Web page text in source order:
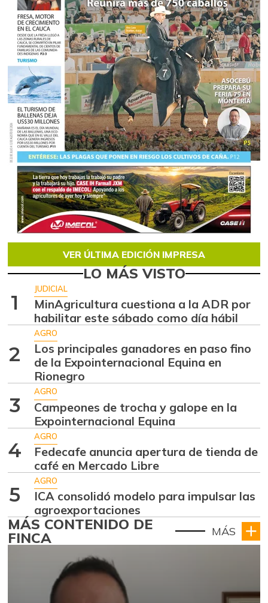
VER ÚLTIMA EDICIÓN IMPRESA
LO MÁS VISTO
1
JUDICIAL
MinAgricultura cuestiona a la ADR por
habilitar este sábado como día hábil
2
AGRO
Los principales ganadores en paso fino
de la Expointernacional Equina en
Rionegro
3
AGRO
Campeones de trocha y galope en la
Expointernacional Equina
4
AGRO
Fedecafe anuncia apertura de tienda de
café en Mercado Libre
5
AGRO
ICA consolidó modelo para impulsar las
agroexportaciones
MÁS CONTENIDO DE
FINCA MÁS